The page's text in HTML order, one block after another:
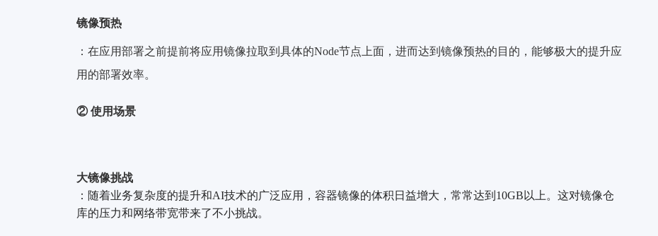
镜像预热
：在应用部署之前提前将应用镜像拉取到具体的Node节点上面，进而达到镜像预热的目的，能够极大的提升应
用的部署效率。
② 使用场景
大镜像挑战
：随着业务复杂度的提升和AI技术的广泛应用，容器镜像的体积日益增大，常常达到10GB以上。这对镜像仓
库的压力和网络带宽带来了不小挑战。